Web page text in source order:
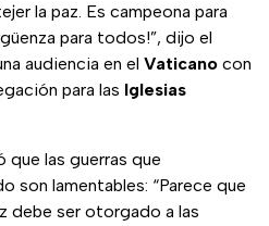
la paz. Es campeona para
para todos!”, dijo el
audiencia en el Vaticano con
para las Iglesias
que las guerras que
son lamentables: “Parece que
debe ser otorgado a las